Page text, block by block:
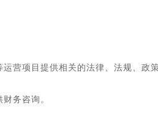
营项目提供相关的法律、法规、政
务咨询。